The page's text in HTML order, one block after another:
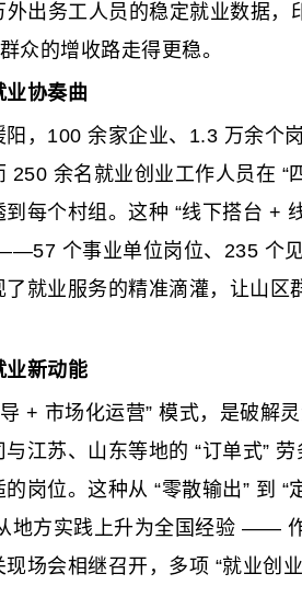
出务工人员的稳定就业数据，
众的增收路走得更稳。
业协奏曲
100 余家企业、1.3 万余个岗
250 余名就业创业工作人员在
每个村组。这种 “线下搭台 +
个事业单位岗位、235 个
就业服务的精准滴灌，让山区
业新动能
市场化运营” 模式，是破解
江苏、山东等地的 “订单式”
岗位。这种从 “零散输出” 到
地方实践上升为全国经验 ——
场会相继召开，多项 “就业创